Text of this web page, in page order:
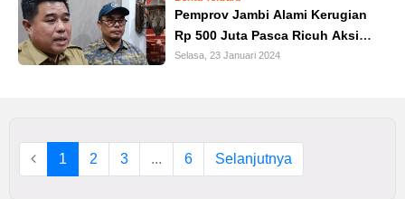
Pemprov Jambi Alami Kerugian
Rp 500 Juta Pasca Ricuh Aksi
Demo Sopir Batubara
Selasa, 23 Januari 2024
1 2 3 ... 6 Selanjutnya